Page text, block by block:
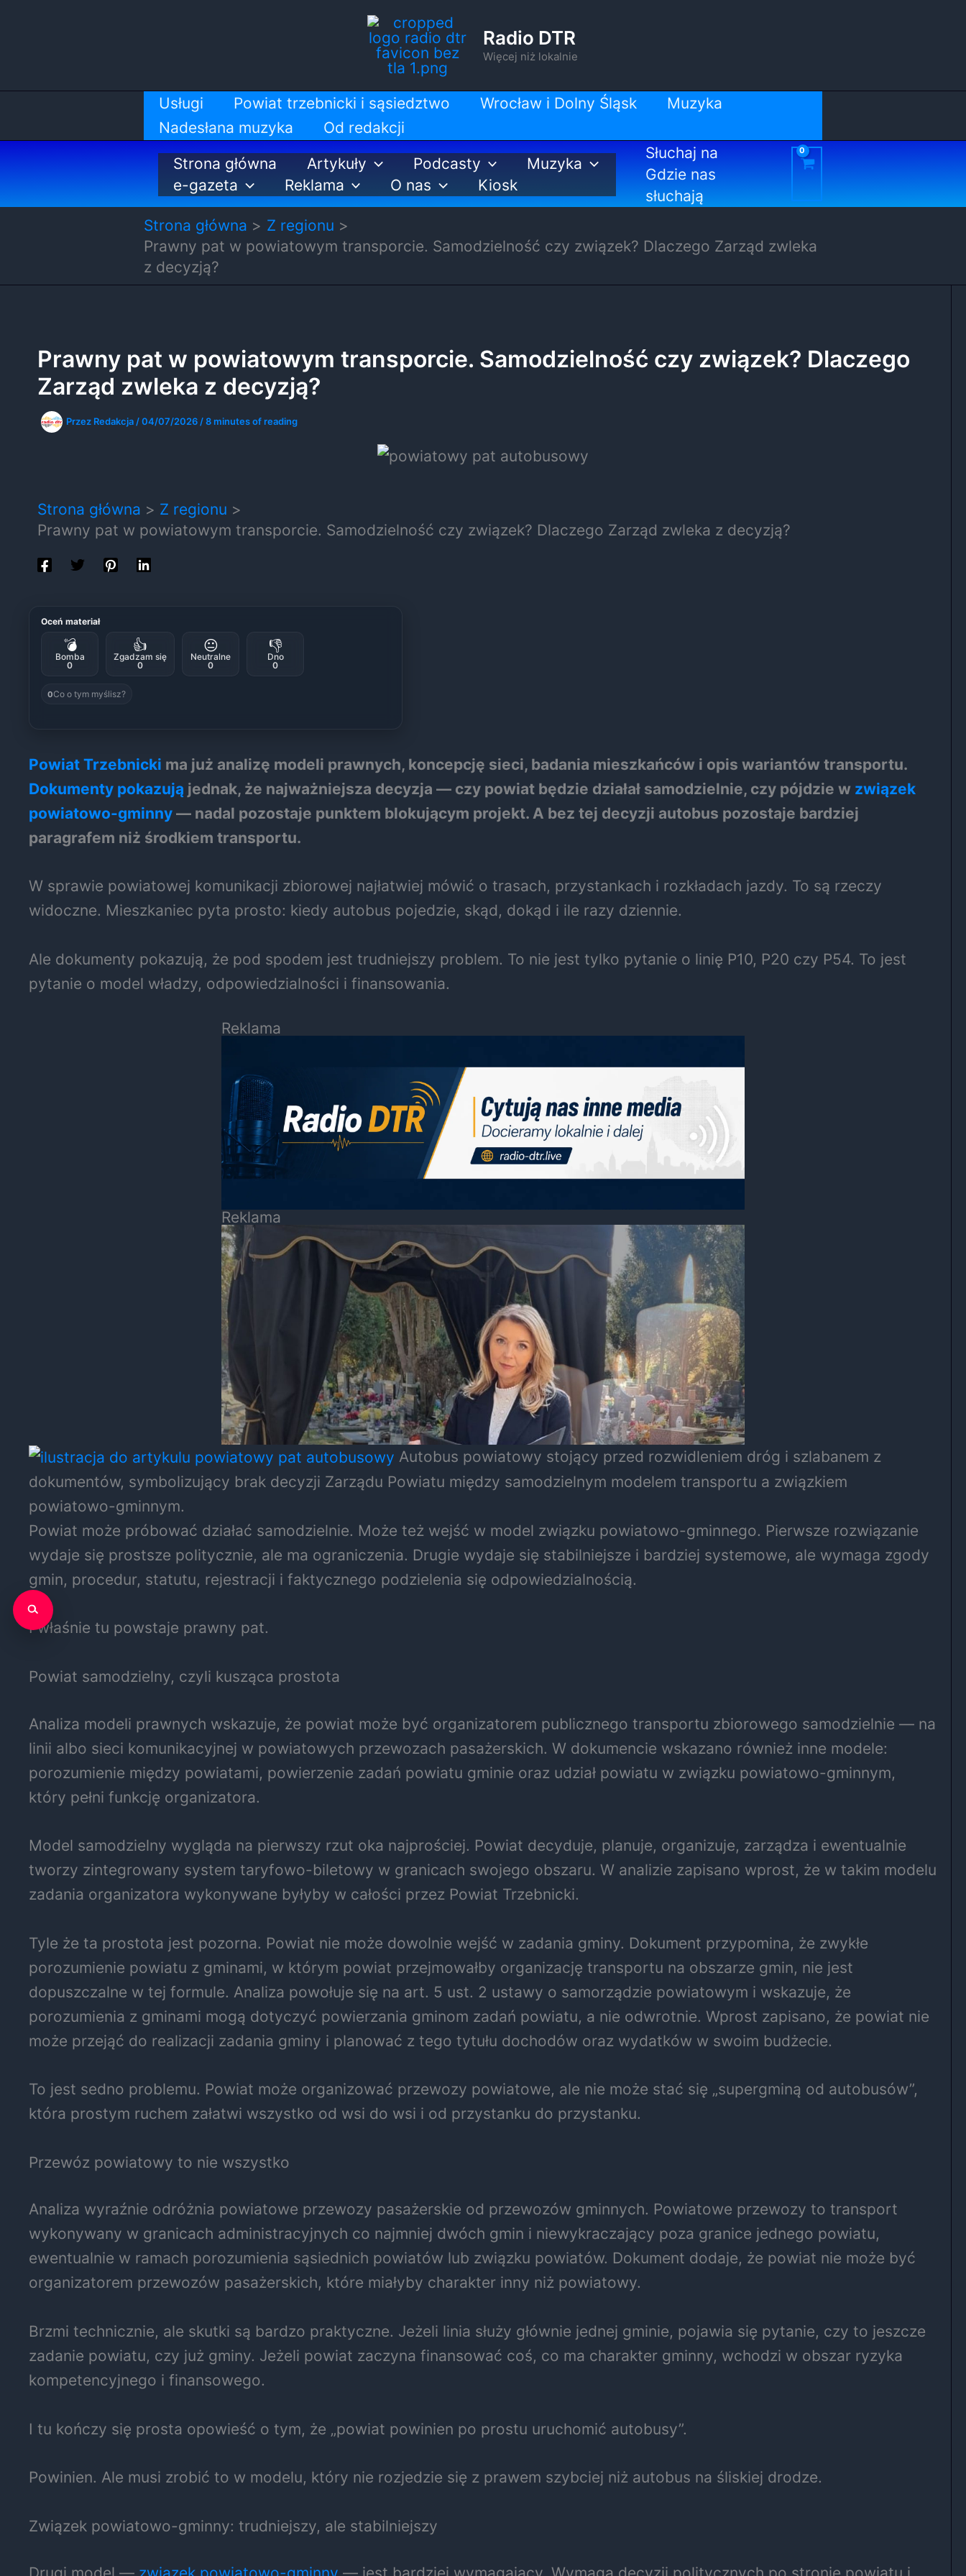
Radio DTR
Więcej niż lokalnie
Usługi Powiat trzebnicki i sąsiedztwo Wrocław i Dolny Śląsk
Muzyka
Nadesłana muzyka
Od redakcji
Strona główna
Artykuły Podcasty
Muzyka
e-gazeta
Reklama O nas Kiosk
Słuchaj na
Gdzie nas
słuchają
Strona główna
Z regionu
Prawny pat w powiatowym transporcie. Samodzielność czy związek? Dlaczego Zarząd zwleka
z decyzją?
Prawny pat w powiatowym transporcie. Samodzielność czy związek? Dlaczego
Zarząd zwleka z decyzją?
Przez Redakcja /04/07/2026 /8 minutes of reading
Strona główna
Z regionu
Prawny pat w powiatowym transporcie. Samodzielność czy związek? Dlaczego Zarząd zwleka z decyzją?
Oceń materiał
💣
Bomba
0
👍
Zgadzam się
0
😐
Neutralne
0
👎
Dno
0
0Co o tym myślisz?
Powiat Trzebnicki ma już analizę modeli prawnych, koncepcję sieci, badania mieszkańców i opis wariantów transportu.
Dokumenty pokazują jednak, że najważniejsza decyzja — czy powiat będzie działał samodzielnie, czy pójdzie w związek
powiatowo-gminny — nadal pozostaje punktem blokującym projekt. A bez tej decyzji autobus pozostaje bardziej
paragrafem niż środkiem transportu.
W sprawie powiatowej komunikacji zbiorowej najłatwiej mówić o trasach, przystankach i rozkładach jazdy. To są rzeczy
widoczne. Mieszkaniec pyta prosto: kiedy autobus pojedzie, skąd, dokąd i ile razy dziennie.
Ale dokumenty pokazują, że pod spodem jest trudniejszy problem. To nie jest tylko pytanie o linię P10, P20 czy P54. To jest
pytanie o model władzy, odpowiedzialności i finansowania.
Reklama
Reklama
Autobus powiatowy stojący przed rozwidleniem dróg i szlabanem z
dokumentów, symbolizujący brak decyzji Zarządu Powiatu między samodzielnym modelem transportu a związkiem
powiatowo-gminnym.
Powiat może próbować działać samodzielnie. Może też wejść w model związku powiatowo-gminnego. Pierwsze rozwiązanie
wydaje się prostsze politycznie, ale ma ograniczenia. Drugie wydaje się stabilniejsze i bardziej systemowe, ale wymaga zgody
gmin, procedur, statutu, rejestracji i faktycznego podzielenia się odpowiedzialnością.
I właśnie tu powstaje prawny pat.
Powiat samodzielny, czyli kusząca prostota
Analiza modeli prawnych wskazuje, że powiat może być organizatorem publicznego transportu zbiorowego samodzielnie — na
linii albo sieci komunikacyjnej w powiatowych przewozach pasażerskich. W dokumencie wskazano również inne modele:
porozumienie między powiatami, powierzenie zadań powiatu gminie oraz udział powiatu w związku powiatowo-gminnym,
który pełni funkcję organizatora.
Model samodzielny wygląda na pierwszy rzut oka najprościej. Powiat decyduje, planuje, organizuje, zarządza i ewentualnie
tworzy zintegrowany system taryfowo-biletowy w granicach swojego obszaru. W analizie zapisano wprost, że w takim modelu
zadania organizatora wykonywane byłyby w całości przez Powiat Trzebnicki.
Tyle że ta prostota jest pozorna. Powiat nie może dowolnie wejść w zadania gminy. Dokument przypomina, że zwykłe
porozumienie powiatu z gminami, w którym powiat przejmowałby organizację transportu na obszarze gmin, nie jest
dopuszczalne w tej formule. Analiza powołuje się na art. 5 ust. 2 ustawy o samorządzie powiatowym i wskazuje, że
porozumienia z gminami mogą dotyczyć powierzania gminom zadań powiatu, a nie odwrotnie. Wprost zapisano, że powiat nie
może przejąć do realizacji zadania gminy i planować z tego tytułu dochodów oraz wydatków w swoim budżecie.
To jest sedno problemu. Powiat może organizować przewozy powiatowe, ale nie może stać się „supergminą od autobusów”,
która prostym ruchem załatwi wszystko od wsi do wsi i od przystanku do przystanku.
Przewóz powiatowy to nie wszystko
Analiza wyraźnie odróżnia powiatowe przewozy pasażerskie od przewozów gminnych. Powiatowe przewozy to transport
wykonywany w granicach administracyjnych co najmniej dwóch gmin i niewykraczający poza granice jednego powiatu,
ewentualnie w ramach porozumienia sąsiednich powiatów lub związku powiatów. Dokument dodaje, że powiat nie może być
organizatorem przewozów pasażerskich, które miałyby charakter inny niż powiatowy.
Brzmi technicznie, ale skutki są bardzo praktyczne. Jeżeli linia służy głównie jednej gminie, pojawia się pytanie, czy to jeszcze
zadanie powiatu, czy już gminy. Jeżeli powiat zaczyna finansować coś, co ma charakter gminny, wchodzi w obszar ryzyka
kompetencyjnego i finansowego.
I tu kończy się prosta opowieść o tym, że „powiat powinien po prostu uruchomić autobusy”.
Powinien. Ale musi zrobić to w modelu, który nie rozjedzie się z prawem szybciej niż autobus na śliskiej drodze.
Związek powiatowo-gminny: trudniejszy, ale stabilniejszy